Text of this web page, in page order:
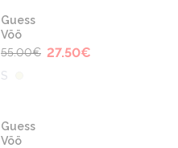
Guess
Vöö
55.00€ 27.50€
S
Guess
Vöö